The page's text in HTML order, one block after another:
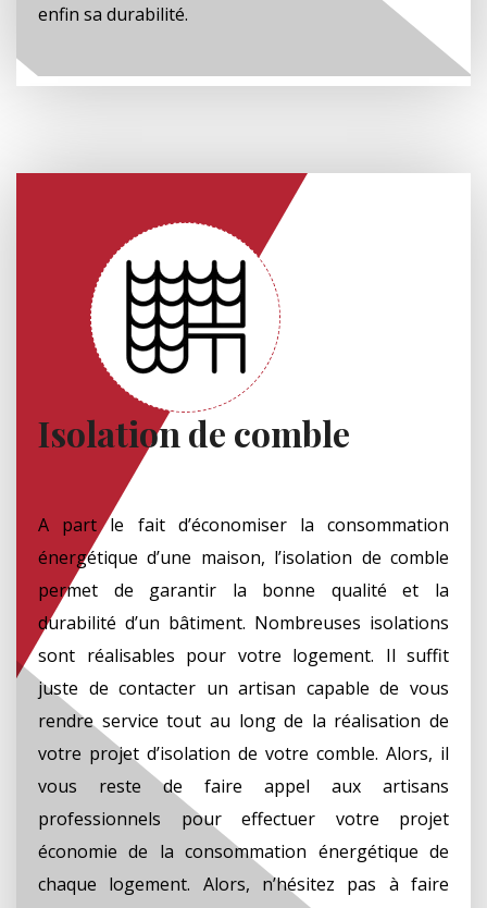
enfin sa durabilité.
Isolation de comble
A part le fait d’économiser la consommation
énergétique d’une maison, l’isolation de comble
permet de garantir la bonne qualité et la
durabilité d’un bâtiment. Nombreuses isolations
sont réalisables pour votre logement. Il suffit
juste de contacter un artisan capable de vous
rendre service tout au long de la réalisation de
votre projet d’isolation de votre comble. Alors, il
vous reste de faire appel aux artisans
professionnels pour effectuer votre projet
économie de la consommation énergétique de
chaque logement. Alors, n’hésitez pas à faire